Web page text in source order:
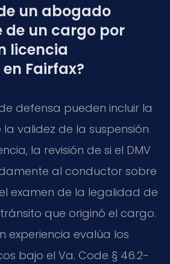
un abogado
de un cargo por
licencia
Fairfax?
defensa pueden incluir la
validez de la suspensión
la revisión de si el DMV
al conductor sobre
examen de la legalidad de
que originó el cargo.
experiencia evalúa los
bajo el Va. Code § 46.2-